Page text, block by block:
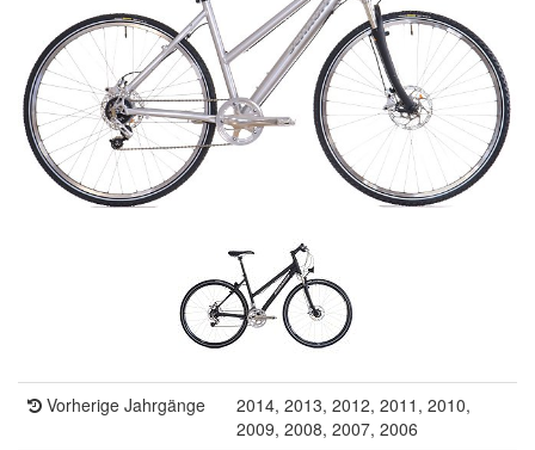
Vorherige Jahrgänge
2014, 2013, 2012, 2011, 2010,
2009, 2008, 2007, 2006